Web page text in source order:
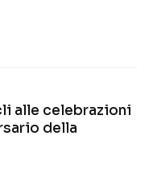
alle celebrazioni
della